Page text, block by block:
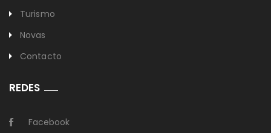
Turismo
Novas
Contacto
REDES
Facebook